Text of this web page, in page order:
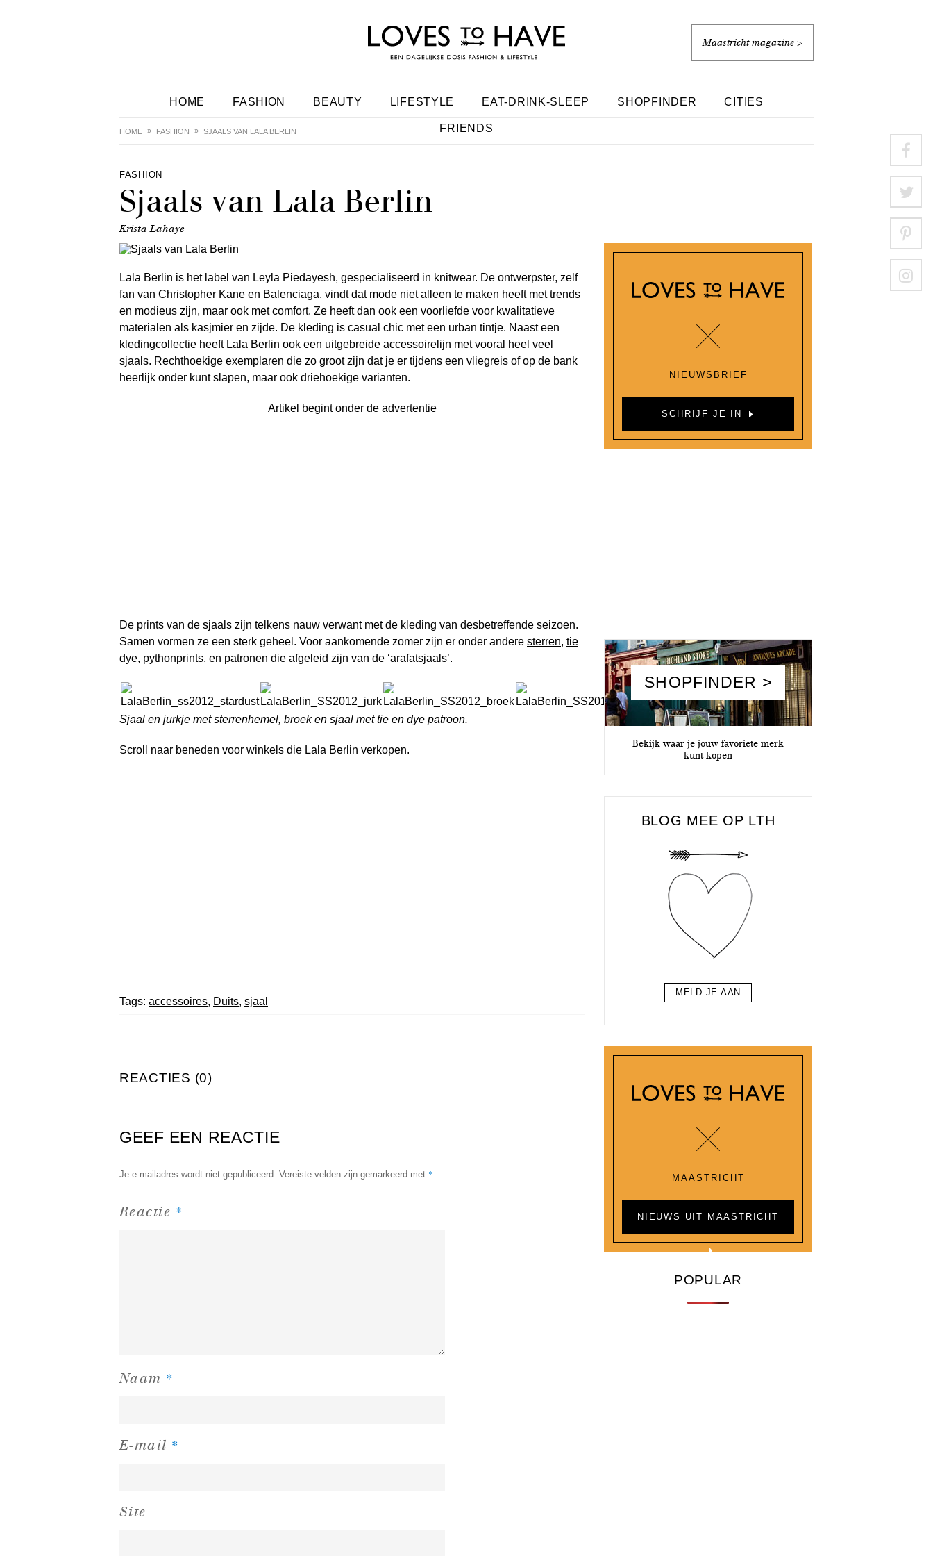
Maastricht magazine >
HOME FASHION BEAUTY LIFESTYLE EAT-DRINK-SLEEP SHOPFINDER CITIES
FRIENDS
HOME FASHION SJAALS VAN LALA BERLIN
FASHION
Sjaals van Lala Berlin
Krista Lahaye
Lala Berlin is het label van Leyla Piedayesh, gespecialiseerd in knitwear. De ontwerpster, zelf
fan van Christopher Kane en Balenciaga, vindt dat mode niet alleen te maken heeft met trends
en modieus zijn, maar ook met comfort. Ze heeft dan ook een voorliefde voor kwalitatieve
materialen als kasjmier en zijde. De kleding is casual chic met een urban tintje. Naast een
kledingcollectie heeft Lala Berlin ook een uitgebreide accessoirelijn met vooral heel veel
sjaals. Rechthoekige exemplaren die zo groot zijn dat je er tijdens een vliegreis of op de bank
heerlijk onder kunt slapen, maar ook driehoekige varianten.
Artikel begint onder de advertentie
De prints van de sjaals zijn telkens nauw verwant met de kleding van desbetreffende seizoen.
Samen vormen ze een sterk geheel. Voor aankomende zomer zijn er onder andere sterren, tie
dye, pythonprints, en patronen die afgeleid zijn van de ‘arafatsjaals’.
Sjaal en jurkje met sterrenhemel, broek en sjaal met tie en dye patroon.
Scroll naar beneden voor winkels die Lala Berlin verkopen.
Tags: accessoires, Duits, sjaal
REACTIES (0)
GEEF EEN REACTIE
Je e-mailadres wordt niet gepubliceerd. Vereiste velden zijn gemarkeerd met *
Reactie *
Naam *
E-mail *
Site
NIEUWSBRIEF
SCHRIJF JE IN
SHOPFINDER >
Bekijk waar je jouw favoriete merk
kunt kopen
BLOG MEE OP LTH
MELD JE AAN
MAASTRICHT
NIEUWS UIT MAASTRICHT
POPULAR